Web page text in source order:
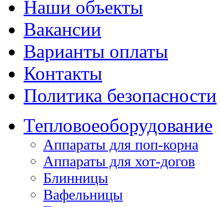
Наши объекты
Вакансии
Варианты оплаты
Контакты
Политика безопасности
Тепловоеоборудование
Аппараты для поп-корна
Аппараты для хот-догов
Блинницы
Вафельницы